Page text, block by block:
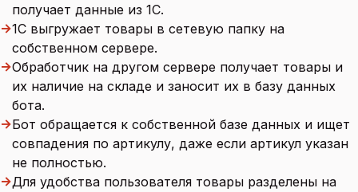
получает данные из 1С.
→1С выгружает товары в сетевую папку на
собственном сервере.
→Обработчик на другом сервере получает товары и
их наличие на складе и заносит их в базу данных
бота.
→Бот обращается к собственной базе данных и ищет
совпадения по артикулу, даже если артикул указан
не полностью.
→Для удобства пользователя товары разделены на